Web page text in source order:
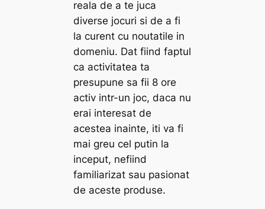
reala de a te juca
diverse jocuri si de a fi
la curent cu noutatile in
domeniu. Dat fiind faptul
ca activitatea ta
presupune sa fii 8 ore
activ intr-un joc, daca nu
erai interesat de
acestea inainte, iti va fi
mai greu cel putin la
inceput, nefiind
familiarizat sau pasionat
de aceste produse.